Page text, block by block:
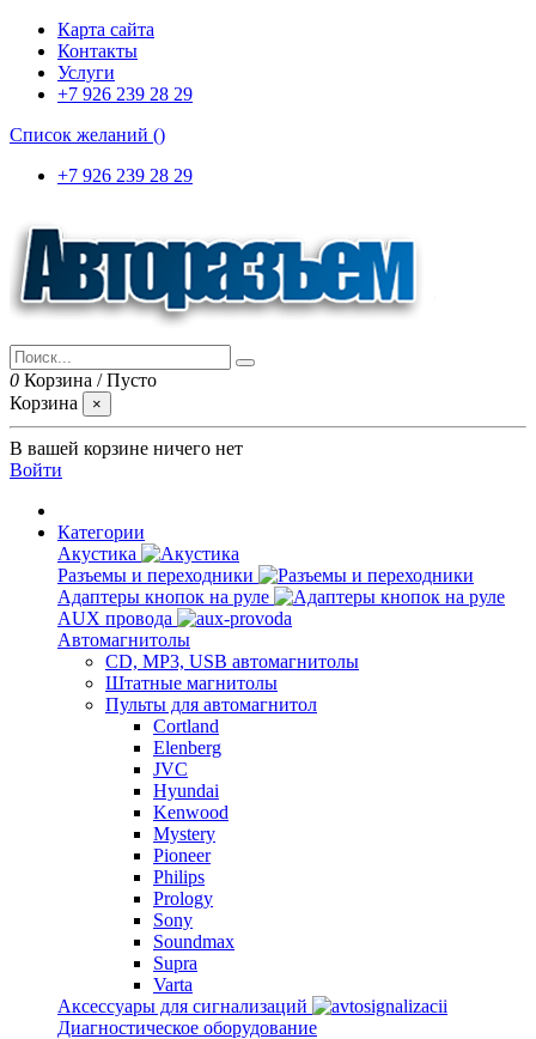
Карта сайта
Контакты
Услуги
+7 926 239 28 29
Список желаний ()
+7 926 239 28 29
0 Корзина /Пусто
Корзина
×
В вашей корзине ничего нет
Войти
Категории
Акустика
Разъемы и переходники
Адаптеры кнопок на руле
AUX провода
Автомагнитолы
CD, MP3, USB автомагнитолы
Штатные магнитолы
Пульты для автомагнитол
Cortland
Elenberg
JVC
Hyundai
Kenwood
Mystery
Pioneer
Philips
Prology
Sony
Soundmax
Supra
Varta
Аксессуары для сигнализаций
Диагностическое оборудование